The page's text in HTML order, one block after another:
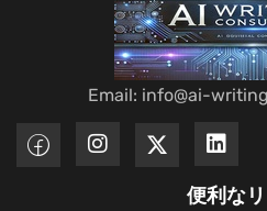
Email: info@ai-
便利な